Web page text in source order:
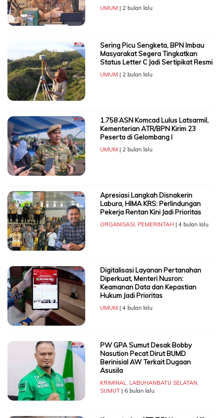
UMUM | 2 bulan lalu
Sering Picu Sengketa, BPN Imbau
Masyarakat Segera Tingkatkan
Status Letter C Jadi Sertipikat Resmi
UMUM | 2 bulan lalu
1.758 ASN Komcad Lulus Latsarmil,
Kementerian ATR/BPN Kirim 23
Peserta di Gelombang I
UMUM | 2 bulan lalu
Apresiasi Langkah Disnakerin
Labura, HIMA KRS: Perlindungan
Pekerja Rentan Kini Jadi Prioritas
ORGANISASI PEMERINTAH | 4 bulan lalu
Digitalisasi Layanan Pertanahan
Diperkuat, Menteri Nusron:
Keamanan Data dan Kepastian
Hukum Jadi Prioritas
UMUM | 4 bulan lalu
PW GPA Sumut Desak Bobby
Nasution Pecat Dirut BUMD
Berinisial AW Terkait Dugaan
Asusila
KRIMINAL LABUHANBATU SELATAN
SUMUT| 6 bulan lalu